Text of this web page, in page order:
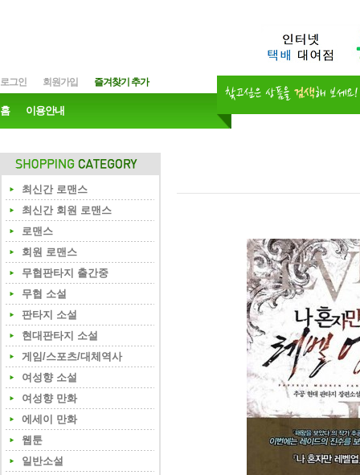
로그인 회원가입 즐겨찾기 추가
홈 이용안내
최신간 로맨스
최신간 회원 로맨스
로맨스
회원 로맨스
무협판타지 출간중
무협 소설
판타지 소설
현대판타지 소설
게임/스포츠/대체역사
여성향 소설
여성향 만화
에세이 만화
웹툰
일반소설